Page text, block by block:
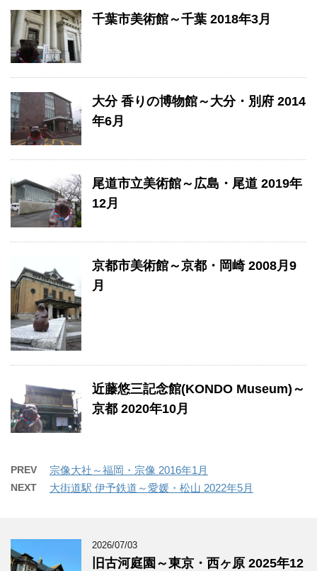
千葉市美術館～千葉 2018年3月
大分 香りの博物館～大分・別府 2014
年6月
尾道市立美術館～広島・尾道 2019年
12月
京都市美術館～京都・岡崎 2008月9
月
近藤悠三記念館(KONDO Museum)～
京都 2020年10月
PREV 宗像大社～福岡・宗像 2016年1月
NEXT 大街道駅 伊予鉄道～愛媛・松山 2022年5月
2026/07/03
旧古河庭園～東京・西ヶ原 2025年12